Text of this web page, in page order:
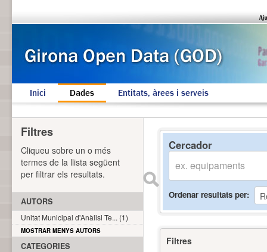
Inici Dades Entitats, àrees i serveis
Cercador
Ordenar resultats per
Filtres
Filtres
Cliqueu sobre un o més
termes de la llista següent
per filtrar els resultats.
AUTORS
Unitat Municipal d'Anàlisi Te... (1)
MOSTRAR MENYS AUTORS
CATEGORIES